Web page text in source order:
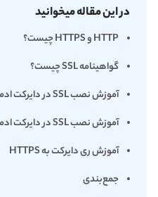
در این مقاله میخوانید
HTTP و HTTPS چیست؟
گواهینامه SSL چیست؟
آموزش نصب SSL در دایرکت ادمین قدیمی
آموزش نصب SSL در دایرکت ادمین جدید
آموزش ری دایرکت به HTTPS
جمع‌بندی